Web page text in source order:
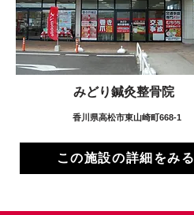
みどり鍼灸整骨院
香川県高松市東山崎町668-1
この施設の詳細をみる